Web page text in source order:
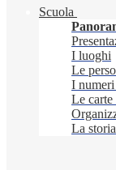
Scuola
I luoghi
Le
I numeri
Le carte
La storia